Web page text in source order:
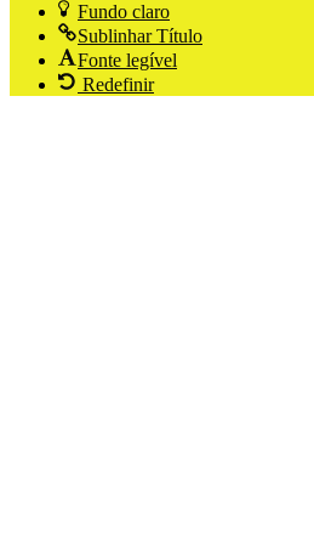
Fundo claro
Sublinhar Título
Fonte legível
Redefinir